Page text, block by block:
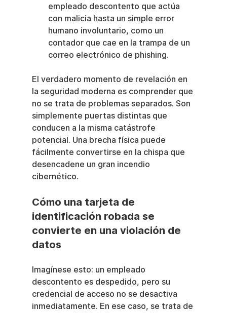
empleado descontento que actúa
con malicia hasta un simple error
humano involuntario, como un
contador que cae en la trampa de un
correo electrónico de phishing.
El verdadero momento de revelación en
la seguridad moderna es comprender que
no se trata de problemas separados. Son
simplemente puertas distintas que
conducen a la misma catástrofe
potencial. Una brecha física puede
fácilmente convertirse en la chispa que
desencadene un gran incendio
cibernético.
Cómo una tarjeta de
identificación robada se
convierte en una violación de
datos
Imagínese esto: un empleado
descontento es despedido, pero su
credencial de acceso no se desactiva
inmediatamente. En ese caso, se trata de